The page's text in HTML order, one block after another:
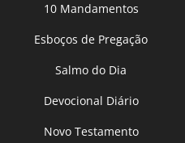
10 Mandamentos
Esboços de Pregação
Salmo do Dia
Devocional Diário
Novo Testamento